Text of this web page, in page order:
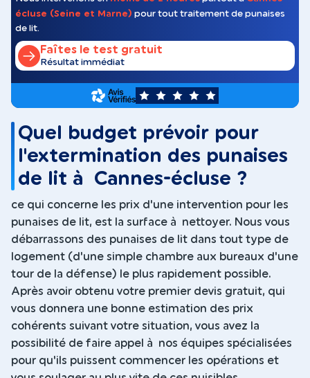
écluse (Seine et Marne) pour tout traitement de punaises
de lit.
Faîtes le test gratuit
Résultat immédiat
5
Quel budget prévoir pour
l'extermination des punaises
de lit à Cannes-écluse ?
ce qui concerne les prix d'une intervention pour les
punaises de lit, est la surface à nettoyer. Nous vous
débarrassons des punaises de lit dans tout type de
logement (d'une simple chambre aux bureaux d'une
tour de la défense) le plus rapidement possible.
Après avoir obtenu votre premier devis gratuit, qui
vous donnera une bonne estimation des prix
cohérents suivant votre situation, vous avez la
possibilité de faire appel à nos équipes spécialisées
pour qu'ils puissent commencer les opérations et